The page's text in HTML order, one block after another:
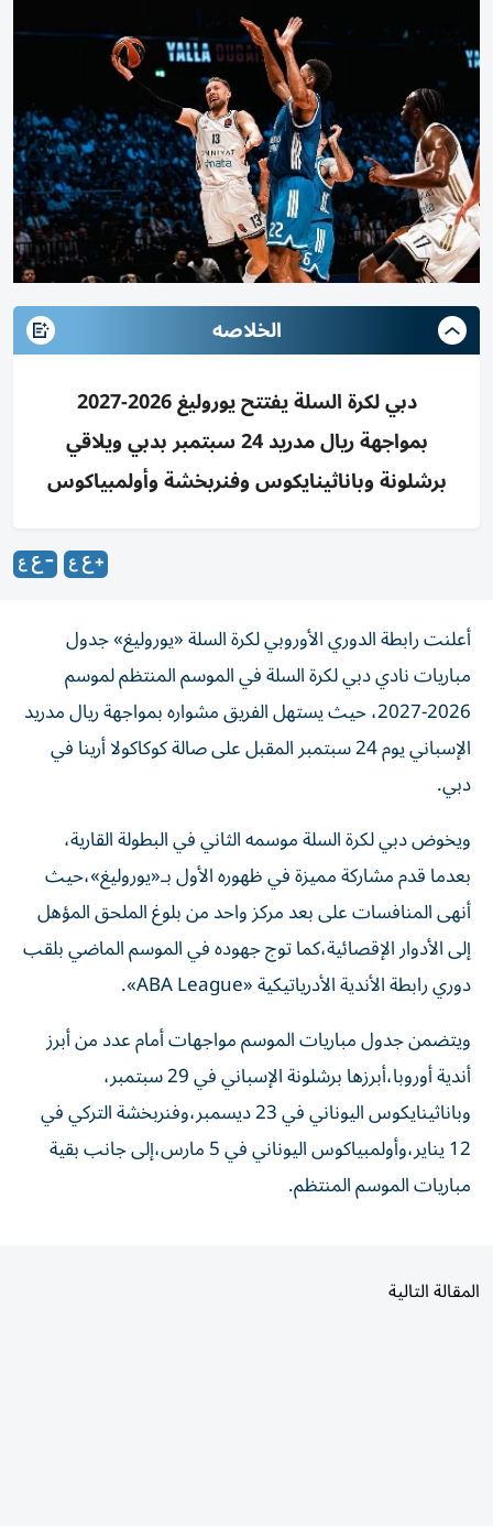
الخلاصه
دبي لكرة السلة يفتتح يوروليغ 2026-2027
بمواجهة ريال مدريد 24 سبتمبر بدبي ويلاقي
برشلونة وباناثينايكوس وفنربخشة وأولمبياكوس
أعلنت رابطة الدوري الأوروبي لكرة السلة «يوروليغ» جدول
مباريات نادي دبي لكرة السلة في الموسم المنتظم لموسم
2026-2027، حيث يستهل الفريق مشواره بمواجهة ريال مدريد
الإسباني يوم 24 سبتمبر المقبل على صالة كوكاكولا أرينا في
دبي.
ويخوض دبي لكرة السلة موسمه الثاني في البطولة القارية،
بعدما قدم مشاركة مميزة في ظهوره الأول بـ«يوروليغ»،حيث
أنهى المنافسات على بعد مركز واحد من بلوغ الملحق المؤهل
إلى الأدوار الإقصائية،كما توج جهوده في الموسم الماضي بلقب
دوري رابطة الأندية الأدرياتيكية «ABA League».
ويتضمن جدول مباريات الموسم مواجهات أمام عدد من أبرز
أندية أوروبا،أبرزها برشلونة الإسباني في 29 سبتمبر،
وباناثينايكوس اليوناني في 23 ديسمبر،وفنربخشة التركي في
12 يناير،وأولمبياكوس اليوناني في 5 مارس،إلى جانب بقية
مباريات الموسم المنتظم.
المقالة التالية